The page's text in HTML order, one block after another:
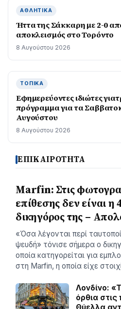
ΑΘΛΗΤΙΚΆ
Ήττα της Σάκκαρη με 2-0
αποκλεισμός στο Τορόντο
8 Αυγούστου 2026
ΤΟΠΙΚΆ
Εφημερεύοντες ιδιώτες
πρόγραμμα για τα
Αυγούστου
8 Αυγούστου 2026
ΕΠΙΚΑΙΡΟΤΗΤΑ
Marfin: Στις
επίθεσης δεν είναι η
δικηγόρος της –
«Όσα λέγονται περί
ψευδή» τόνισε σήμερα ο
οποία κατηγορείται για
στη Marfin, η οποία είχε
Λονδίνο:
όρθια